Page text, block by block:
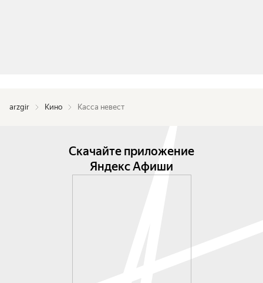
arzgir Кино Касса невест
Скачайте приложение
Яндекс Афиши